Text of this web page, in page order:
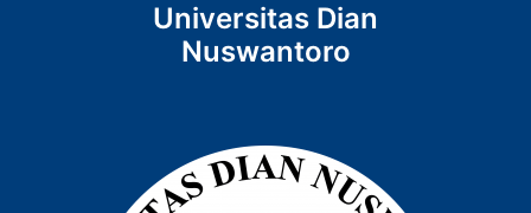
Universitas Dian
Nuswantoro